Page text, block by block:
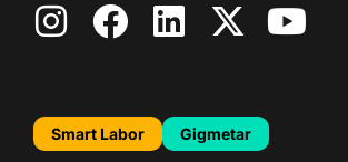
Smart Labor Gigmetar